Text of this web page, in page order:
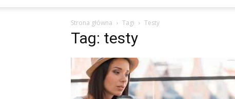
Strona główna Tagi Testy
Tag: testy